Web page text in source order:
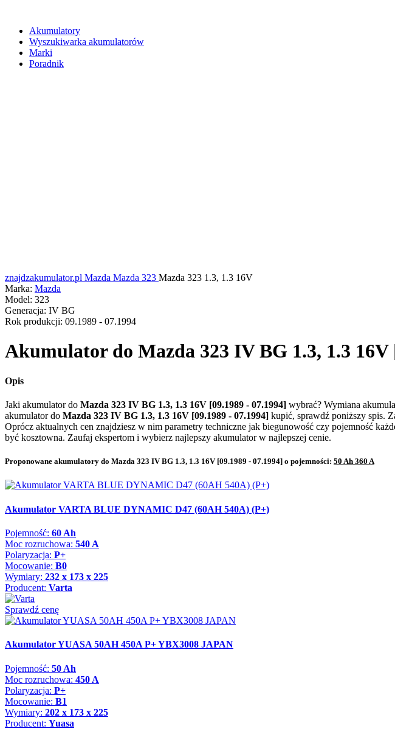
Akumulatory
Wyszukiwarka akumulatorów
Marki
Poradnik
znajdzakumulator.pl Mazda Mazda 323 Mazda 323 1.3, 1.3 16V
Marka: Mazda
Model: 323
Generacja: IV BG
Rok produkcji: 09.1989 - 07.1994
Akumulator do Mazda 323 IV BG 1.3, 1.3 16V
Opis
Jaki akumulator do Mazda 323 IV BG 1.3, 1.3 16V [09.1989 - 07.1994] wybrać? Wymiana
akumulator do Mazda 323 IV BG 1.3, 1.3 16V [09.1989 - 07.1994] kupić, sprawdź poniższy spis.
Oprócz aktualnych cen znajdziesz w nim parametry techniczne jak biegunowość czy pojemność
być kosztowna. Zaufaj ekspertom i wybierz najlepszy akumulator w najlepszej cenie.
Proponowane akumulatory do Mazda 323 IV BG 1.3, 1.3 16V [09.1989 - 07.1994] o pojemności: 50 Ah 360 A
Akumulator VARTA BLUE DYNAMIC D47 (60AH 540A) (P+)
Pojemność: 60 Ah
Moc rozruchowa: 540 A
Polaryzacja: P+
Mocowanie: B0
Wymiary: 232 x 173 x 225
Producent: Varta
Sprawdź cenę
Akumulator YUASA 50AH 450A P+ YBX3008 JAPAN
Pojemność: 50 Ah
Moc rozruchowa: 450 A
Polaryzacja: P+
Mocowanie: B1
Wymiary: 202 x 173 x 225
Producent: Yuasa